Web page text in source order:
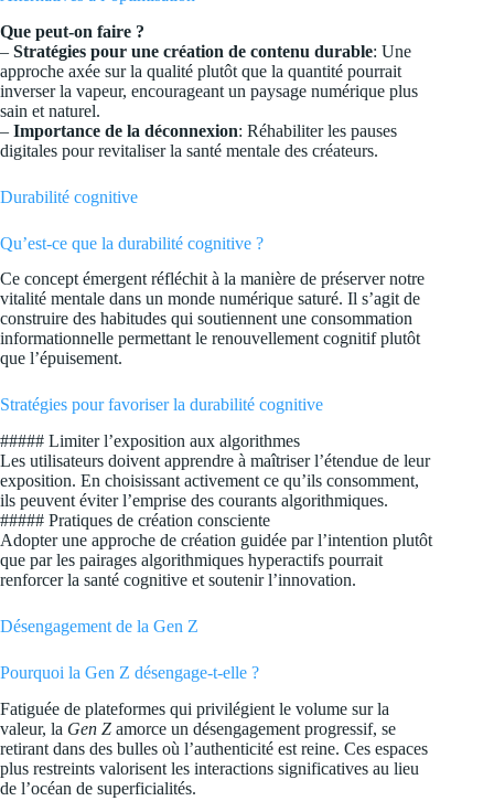
Que peut-on faire ?
– Stratégies pour une création de contenu durable: Une
approche axée sur la qualité plutôt que la quantité pourrait
inverser la vapeur, encourageant un paysage numérique plus
sain et naturel.
– Importance de la déconnexion: Réhabiliter les pauses
digitales pour revitaliser la santé mentale des créateurs.
Durabilité cognitive
Qu’est-ce que la durabilité cognitive ?
Ce concept émergent réfléchit à la manière de préserver notre
vitalité mentale dans un monde numérique saturé. Il s’agit de
construire des habitudes qui soutiennent une consommation
informationnelle permettant le renouvellement cognitif plutôt
que l’épuisement.
Stratégies pour favoriser la durabilité cognitive
##### Limiter l’exposition aux algorithmes
Les utilisateurs doivent apprendre à maîtriser l’étendue de leur
exposition. En choisissant activement ce qu’ils consomment,
ils peuvent éviter l’emprise des courants algorithmiques.
##### Pratiques de création consciente
Adopter une approche de création guidée par l’intention plutôt
que par les pairages algorithmiques hyperactifs pourrait
renforcer la santé cognitive et soutenir l’innovation.
Désengagement de la Gen Z
Pourquoi la Gen Z désengage-t-elle ?
Fatiguée de plateformes qui privilégient le volume sur la
valeur, la Gen Z amorce un désengagement progressif, se
retirant dans des bulles où l’authenticité est reine. Ces espaces
plus restreints valorisent les interactions significatives au lieu
de l’océan de superficialités.